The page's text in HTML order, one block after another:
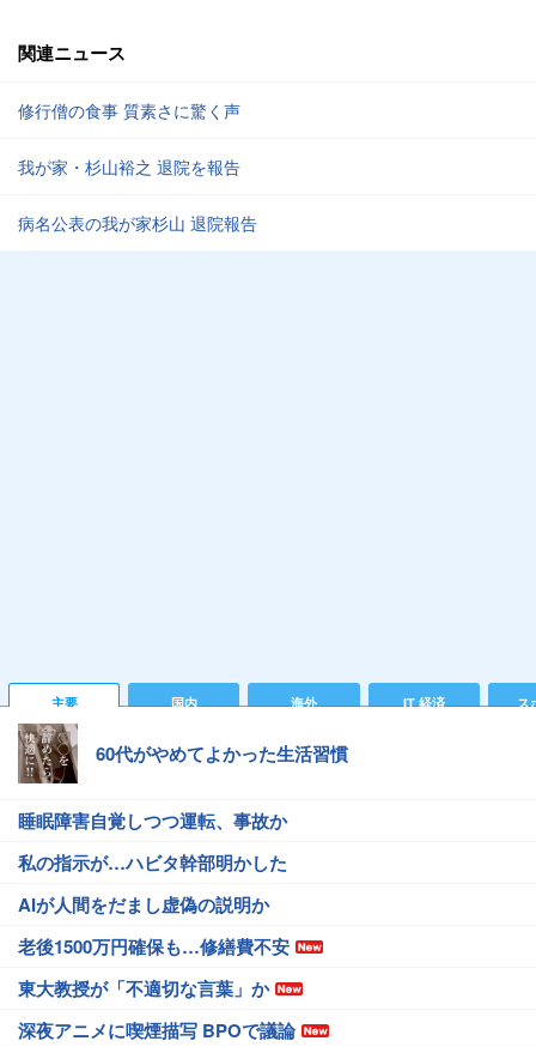
関連ニュース
修行僧の食事 質素さに驚く声
我が家・杉山裕之 退院を報告
病名公表の我が家杉山 退院報告
主要 国内 海外 IT 経済 ス
60代がやめてよかった生活習慣
睡眠障害自覚しつつ運転、事故か
私の指示が…ハビタ幹部明かした
AIが人間をだまし虚偽の説明か
老後1500万円確保も…修繕費不安
東大教授が「不適切な言葉」か
深夜アニメに喫煙描写 BPOで議論